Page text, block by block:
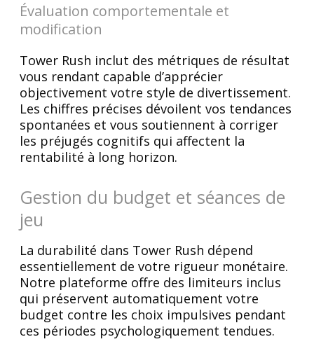
Évaluation comportementale et
modification
Tower Rush inclut des métriques de résultat
vous rendant capable d’apprécier
objectivement votre style de divertissement.
Les chiffres précises dévoilent vos tendances
spontanées et vous soutiennent à corriger
les préjugés cognitifs qui affectent la
rentabilité à long horizon.
Gestion du budget et séances de
jeu
La durabilité dans Tower Rush dépend
essentiellement de votre rigueur monétaire.
Notre plateforme offre des limiteurs inclus
qui préservent automatiquement votre
budget contre les choix impulsives pendant
ces périodes psychologiquement tendues.